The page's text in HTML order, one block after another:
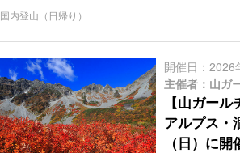
国内登山（日帰り）
開催日：2026
主催者：山ガ
【山ガー
アルプス・
（日）に開